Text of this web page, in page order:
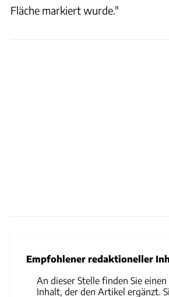
Fläche markiert wurde."
Empfohlener redaktioneller
An dieser Stelle finden Sie
Inhalt, der den Artikel ergänzt.